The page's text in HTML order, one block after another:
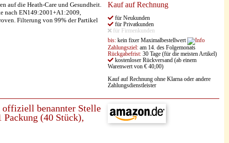
auf die Heath-Care und Gesundheit.
nach EN149:2001+A1:2009,
Filterung von 99% der Partikel
Kauf auf Rechnung
für Neukunden
für Privatkunden
für Firmenkunden
bis: kein fixer Maximalbestellwert
Zahlungsziel: am 14. des Folgemonats
Rückgabefrist: 30 Tage (für die meisten Artikel)
kostenloser Rückversand (ab einem
Warenwert von € 40,00)
Kauf auf Rechnung ohne Klarna oder andere
Zahlungsdienstleister
benannter Stelle
(40 Stück),